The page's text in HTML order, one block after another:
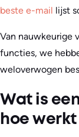
beste e-mail lijst
Van nauwkeurige
functies, we
weloverwogen
​Wat is
hoe werkt